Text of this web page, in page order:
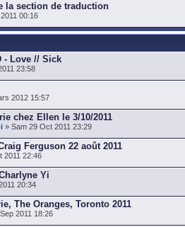
la section de traduction
00:16
- Love // Sick
23:58
2012 15:57
chez Ellen le 3/10/2011
» Sam 29 Oct 2011 23:29
Ferguson 22 août 2011
2011 22:46
Yi
20:34
The Oranges, Toronto 2011
2011 18:26